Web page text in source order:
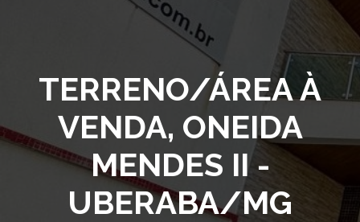
TERRENO/ÁREA À
VENDA, ONEIDA
MENDES II -
UBERABA/MG